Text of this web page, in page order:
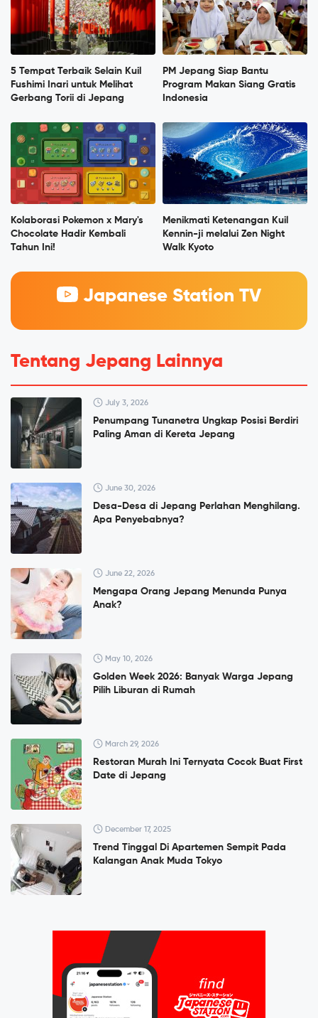
5 Tempat Terbaik Selain Kuil
Fushimi Inari untuk Melihat
Gerbang Torii di Jepang
PM Jepang Siap Bantu
Program Makan Siang Gratis
Indonesia
Kolaborasi Pokemon x Mary's
Chocolate Hadir Kembali
Tahun Ini!
Menikmati Ketenangan Kuil
Kennin-ji melalui Zen Night
Walk Kyoto
Japanese Station TV
Tentang Jepang Lainnya
July 3, 2026
Penumpang Tunanetra Ungkap Posisi Berdiri
Paling Aman di Kereta Jepang
June 30, 2026
Desa-Desa di Jepang Perlahan Menghilang.
Apa Penyebabnya?
June 22, 2026
Mengapa Orang Jepang Menunda Punya
Anak?
May 10, 2026
Golden Week 2026: Banyak Warga Jepang
Pilih Liburan di Rumah
March 29, 2026
Restoran Murah Ini Ternyata Cocok Buat First
Date di Jepang
December 17, 2025
Trend Tinggal Di Apartemen Sempit Pada
Kalangan Anak Muda Tokyo